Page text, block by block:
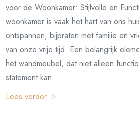
voor de Woonkamer: Stijlvolle en
woonkamer is vaak het hart van ons
ontspannen, bijpraten met familie en
van onze vrije tijd. Een belangrijk
het wandmeubel, dat niet alleen
statement kan
Lees verder